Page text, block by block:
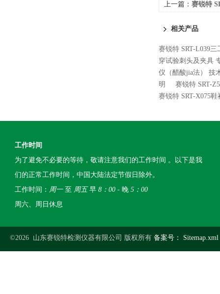
上一篇： 赛锐特
相关产品
赛锐特 SRT-L039
穿试验刺头及夹具
仪（醋酸jia法） 技
明
赛锐特 SRT-
赛锐特 SRT-X075
工作时间
为了避免不必要的等待，敬请注意我们的工作时间 。以下是我
们的正常工作时间，中国大陆法定节假日除外。
工作时间： 周一至 周五早 8：00 - 晚 5：00
周六、周日休息
©2026 山东赛锐特检测仪器有限公司 版权所有 备案号： Sitemap.xml